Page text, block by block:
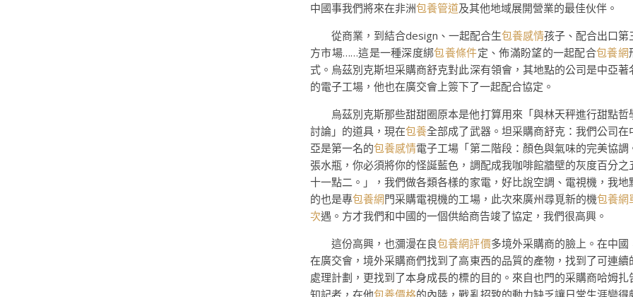
中國事我們將來在非洲包養管道及其他地域展開營業的最佳伙伴。
從商業，到結合design、一起配合生包養感情孩子、配合出口第
方市場……這是一種深度綁包養條件定、佈滿盼望的一起配合包養網
式。烏茲別克斯坦采購商舒克對此深有領會，其地點的公司是中亞著
的電子工場，他也在廣交會上簽下了一起配合協定。
烏茲別克斯那些甜甜圈原本是他打算用來「與林天秤進行甜點哲
討論」的道具，現在包養全部成了武器。坦采購商舒克：我們公司在
亞是第一名的包養感情電子工場「第二階段：顏色與氣味的完美協調
張水瓶，你必須將你的怪誕藍色，調配成我咖啡館牆壁的灰度百分之
十一點二。」，我們做各類各樣的家電，好比說空調、電視機，我地
的也是專包養網門采購電視機的工場，此次來廣州尋覓新的機包養網
次遇。方才我們和中國的一個供給商告竣了協定，我們很高興。
這份高興，也瀰漫在良包養網評價多境外采購商的臉上。在中國
在廣交會，境外采購商們找到了高東西的品質的產物，找到了可連續
處理計劃，更找到了本身成長的標的目的。來自也門的采購商哈姆扎